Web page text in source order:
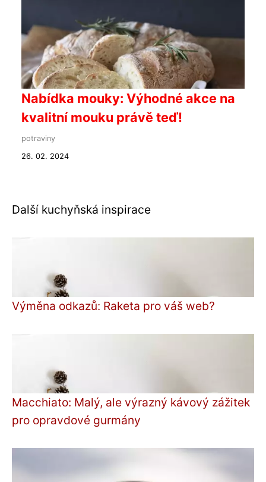
Nabídka mouky: Výhodné akce na
kvalitní mouku právě teď!
potraviny
26. 02. 2024
Další kuchyňská inspirace
Výměna odkazů: Raketa pro váš web?
Macchiato: Malý, ale výrazný kávový zážitek
pro opravdové gurmány